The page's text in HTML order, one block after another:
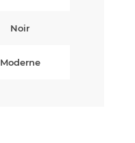
Noir
Moderne